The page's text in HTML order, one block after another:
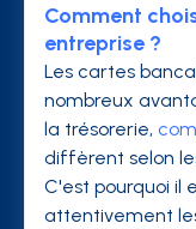
Comment
entreprise ?
Les cartes
nombreux
la trésorerie,
diffèrent selon
C'est pourquoi il
attentivement